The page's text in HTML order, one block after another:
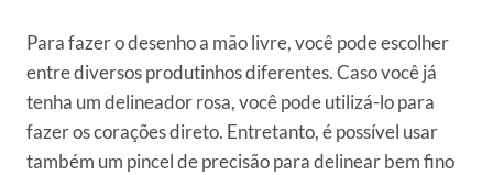
Para fazer o desenho a mão livre, você pode escolher
entre diversos produtinhos diferentes. Caso você já
tenha um delineador rosa, você pode utilizá-lo para
fazer os corações direto. Entretanto, é possível usar
também um pincel de precisão para delinear bem fino